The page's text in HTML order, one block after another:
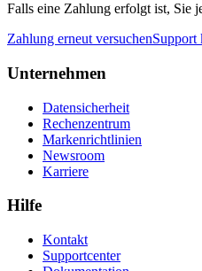
Falls eine Zahlung erfolgt ist, Sie
Zahlung erneut versuchenSupport
Unternehmen
Datensicherheit
Rechenzentrum
Markenrichtlinien
Newsroom
Karriere
Hilfe
Kontakt
Supportcenter